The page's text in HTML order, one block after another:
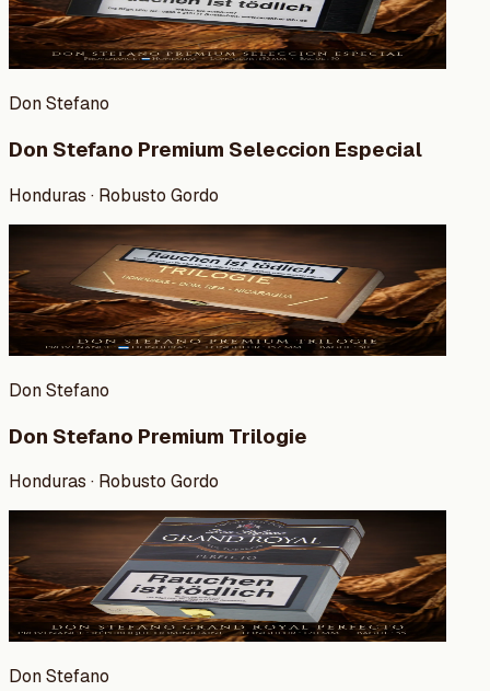
Don Stefano
Don Stefano Premium Seleccion Especial
Honduras · Robusto Gordo
Don Stefano
Don Stefano Premium Trilogie
Honduras · Robusto Gordo
Don Stefano